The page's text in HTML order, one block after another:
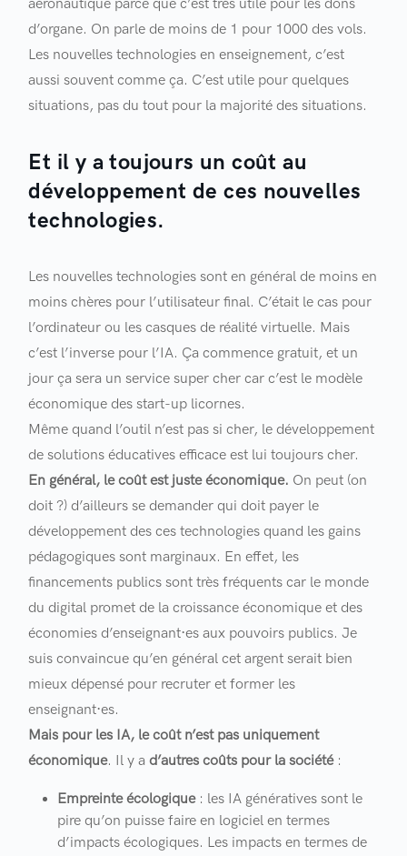
aéronautique parce que c’est très utile pour les dons
d’organe. On parle de moins de 1 pour 1000 des vols.
Les nouvelles technologies en enseignement, c’est
aussi souvent comme ça. C’est utile pour quelques
situations, pas du tout pour la majorité des situations.
Et il y a toujours un coût au
développement de ces nouvelles
technologies.
Les nouvelles technologies sont en général de moins en
moins chères pour l’utilisateur final. C’était le cas pour
l’ordinateur ou les casques de réalité virtuelle. Mais
c’est l’inverse pour l’IA. Ça commence gratuit, et un
jour ça sera un service super cher car c’est le modèle
économique des start-up licornes.
Même quand l’outil n’est pas si cher, le développement
de solutions éducatives efficace est lui toujours cher.
En général, le coût est juste économique. On peut (on
doit ?) d’ailleurs se demander qui doit payer le
développement des ces technologies quand les gains
pédagogiques sont marginaux. En effet, les
financements publics sont très fréquents car le monde
du digital promet de la croissance économique et des
économies d’enseignant·es aux pouvoirs publics. Je
suis convaincue qu’en général cet argent serait bien
mieux dépensé pour recruter et former les
enseignant·es.
Mais pour les IA, le coût n’est pas uniquement
économique. Il y ad’autres coûts pour la société:
Empreinte écologique: les IA génératives sont le
pire qu’on puisse faire en logiciel en termes
d’impacts écologiques. Les impacts en termes de